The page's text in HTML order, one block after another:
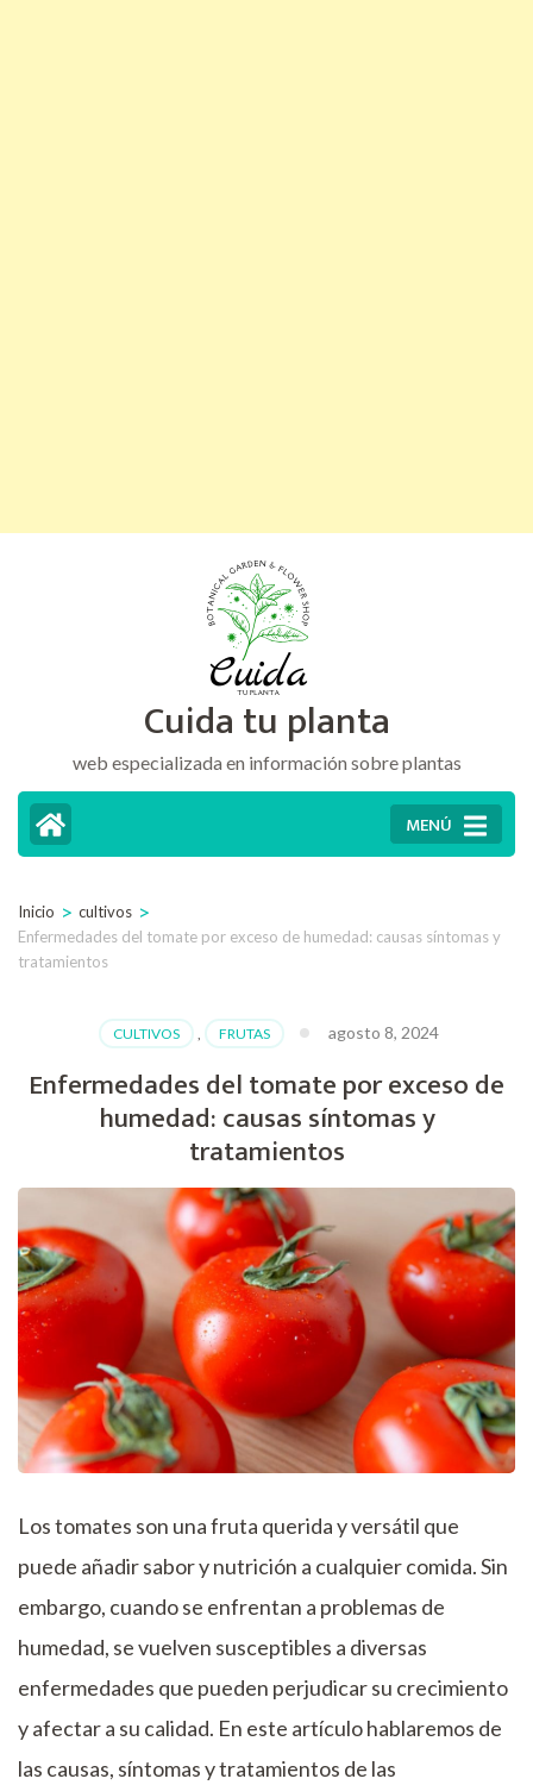
Intro)
Cuida tu planta
web especializada en información sobre plantas
MENÚ
Inicio > cultivos >
Enfermedades del tomate por exceso de humedad: causas síntomas y
tratamientos
CULTIVOS , FRUTAS agosto 8, 2024
Enfermedades del tomate por exceso de
humedad: causas síntomas y
tratamientos
Los tomates son una fruta querida y versátil que
puede añadir sabor y nutrición a cualquier comida. Sin
embargo, cuando se enfrentan a problemas de
humedad, se vuelven susceptibles a diversas
enfermedades que pueden perjudicar su crecimiento
y afectar a su calidad. En este artículo hablaremos de
las causas, síntomas y tratamientos de las